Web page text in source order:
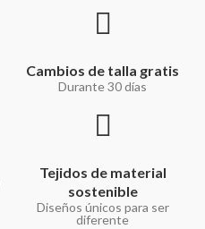
Cambios de talla gratis
Durante 30 días
Tejidos de material
sostenible
Diseños únicos para ser
diferente